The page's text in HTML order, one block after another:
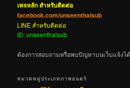
เพจหลัก สำหรับติดต่อ
facebook.com/unseenthaisub
LINE สำหรับติดต่อ
ID: unseenthaisub
ต้องการสอบถามหรือพบปัญหาบนเว็บแจ้งไ
หมวดหมู่ประเภทภาพยนตร์